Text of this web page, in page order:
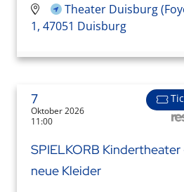
Theater Duisburg
1, 47051 Duisburg
7
Oktober 2026
11:00
SPIELKORB Kindertheater
neue Kleider